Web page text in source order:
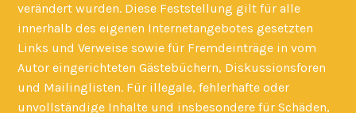
verändert wurden. Diese Feststellung gilt für alle
innerhalb des eigenen Internetangebotes gesetzten
Links und Verweise sowie für Fremdeinträge in vom
Autor eingerichteten Gästebüchern, Diskussionsforen
und Mailinglisten. Für illegale, fehlerhafte oder
unvollständige Inhalte und insbesondere für Schäden,